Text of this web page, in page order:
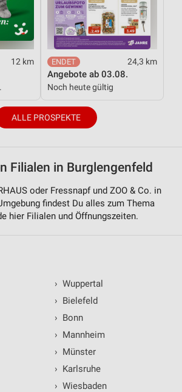
12 km 24,3 km
Angebote ab 03.08.
Noch heute gültig
ALLE PROSPEKTE
Filialen in Burglengenfeld
oder Fressnapf und ZOO & Co. in
findest Du alles zum Thema
hier Filialen und Öffnungszeiten.
› Wuppertal
› Bielefeld
› Bonn
› Mannheim
› Münster
› Karlsruhe
› Wiesbaden